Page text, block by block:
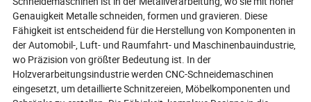
Artikel enthüllt, wie hochmoderne
Zahnradtechnologie Branchen prägt
und neue Möglichkeiten eröffnet. Sind
Sie bereit zu sehen, was sich in den
Maschinen verbirgt, die unsere
Zukunft gestalten?
Sie bereit zu
Maschinen die
industriellen
Genauigkeit Metalle schneiden, formen und gravieren. Diese
Fähigkeit ist entscheidend für die Herstellung von Komponenten in
der Automobil-, Luft- und Raumfahrt- und Maschinenbauindustrie,
wo Präzision von größter Bedeutung ist. In der
Holzverarbeitungsindustrie werden CNC-Schneidemaschinen
eingesetzt, um detaillierte Schnitzereien, Möbelkomponenten und